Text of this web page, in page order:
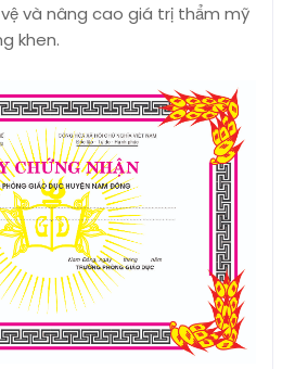
và nâng cao giá trị thẩm mỹ
khen.